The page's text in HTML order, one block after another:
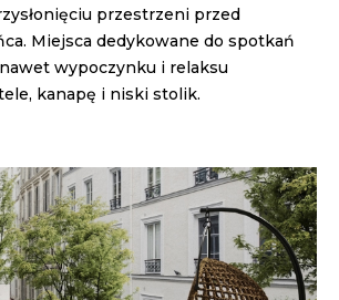
przestrzeni przed
Miejsca dedykowane do spotkań
wypoczynku i relaksu
kanapę i niski stolik.